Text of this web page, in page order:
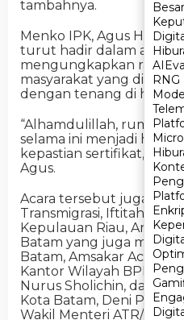
Besar
AI
Besar
AI
tambahnya.
Menko IPK, Agus
turut hadir dalam acara
mengungkapkan rasa
masyarakat yang
dengan tenang di
“Alhamdulillah,
selama ini menjadi
kepastian sertifikat, kini
Agus.
Acara tersebut juga
Transmigrasi, Iftitah
Kepulauan Riau, Ansar
Batam yang juga
Batam, Amsakar
Kantor Wilayah BPN
Nurus Sholichin, dan
Kota Batam, Deni
Wakil Menteri ATR/BPN